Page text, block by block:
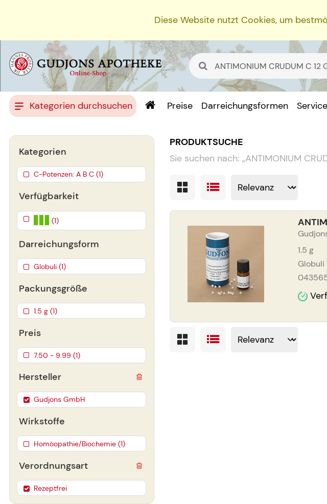
Diese Website nutzt Cookies, um
Kategorien durchsuchen Preise Darreichungsformen Service
PRODUKTSUCHE
Sie suchen nach: „ANTIMONIUM
1.5 g
Globuli
Verfügbarkeit
(1)
Darreichungsform
Globuli (1)
Packungsgröße
1.5 g (1)
Preis
7.50 - 9.99 (1)
Hersteller
Gudjons GmbH
Wirkstoffe
Homöopathie/Biochemie (1)
Kategorien
C-Potenzen: A B C (1)
Verordnungsart
Rezeptfrei